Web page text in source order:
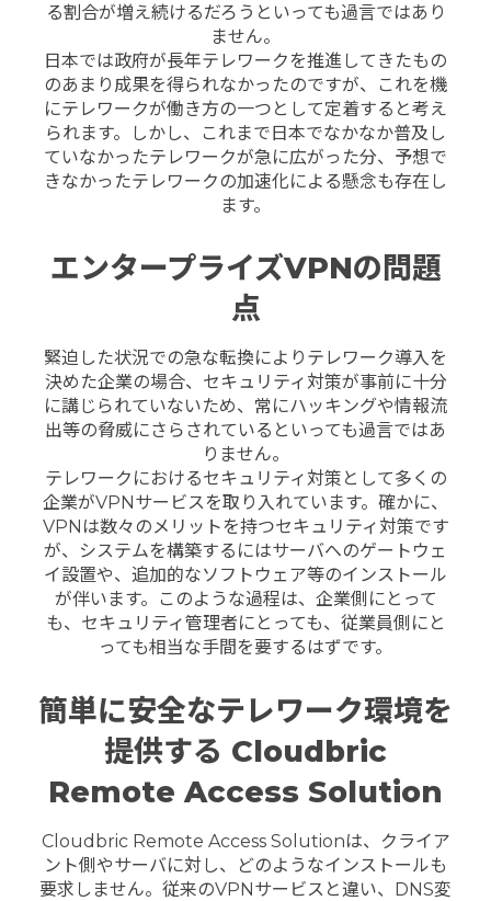
る割合が増え続けるだろうといっても過言ではあり
ません。
日本では政府が長年テレワークを推進してきたもの
のあまり成果を得られなかったのですが、これを機
にテレワークが働き方の一つとして定着すると考え
られます。しかし、これまで日本でなかなか普及し
ていなかったテレワークが急に広がった分、予想で
きなかったテレワークの加速化による懸念も存在し
ます。
エンタープライズVPNの問題
点
緊迫した状況での急な転換によりテレワーク導入を
決めた企業の場合、セキュリティ対策が事前に十分
に講じられていないため、常にハッキングや情報流
出等の脅威にさらされているといっても過言ではあ
りません。
テレワークにおけるセキュリティ対策として多くの
企業がVPNサービスを取り入れています。確かに、
VPNは数々のメリットを持つセキュリティ対策です
が、システムを構築するにはサーバへのゲートウェ
イ設置や、追加的なソフトウェア等のインストール
が伴います。このような過程は、企業側にとって
も、セキュリティ管理者にとっても、従業員側にと
っても相当な手間を要するはずです。
簡単に安全なテレワーク環境を
提供する Cloudbric
Remote Access Solution
Cloudbric Remote Access Solutionは、クライア
ント側やサーバに対し、どのようなインストールも
要求しません。従来のVPNサービスと違い、DNS変